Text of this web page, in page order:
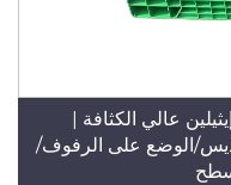
عالي الكثافة |
مم | شبكي 1111 | للتكديس/الوضع على الرفوف/